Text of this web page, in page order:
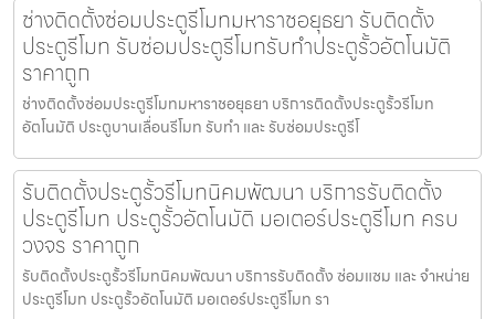
ช่างติดตั้งซ่อมประตูรีโมทมหาราชอยุธยา รับติดตั้ง
ประตูรีโมท รับซ่อมประตูรีโมทรับทำประตูรั้วอัตโนมัติ
ราคาถูก
ช่างติดตั้งซ่อมประตูรีโมทมหาราชอยุธยา บริการติดตั้งประตูรั้วรีโมท
อัตโนมัติ ประตูบานเลื่อนรีโมท รับทำ และ รับซ่อมประตูรีโ
รับติดตั้งประตูรั้วรีโมทนิคมพัฒนา บริการรับติดตั้ง
ประตูรีโมท ประตูรั้วอัตโนมัติ มอเตอร์ประตูรีโมท ครบ
วงจร ราคาถูก
รับติดตั้งประตูรั้วรีโมทนิคมพัฒนา บริการรับติดตั้ง ซ่อมแซม และ จำหน่าย
ประตูรีโมท ประตูรั้วอัตโนมัติ มอเตอร์ประตูรีโมท รา